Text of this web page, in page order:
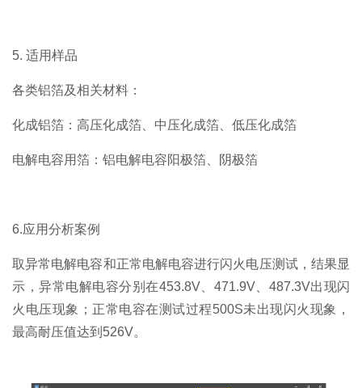
5. 适用样品
各类铝箔及相关材料：
化成铝箔：高压化成箔、中压化成箔、低压化成箔
电解电容用箔：铝电解电容阳极箔、阴极箔
6.应用分析案例
取异常电解电容和正常电解电容进行闪火电压测试，结果显
示，异常电解电容分别在453.8V、471.9V、487.3V出现闪
火电压现象；正常电容在测试过程500S未出现闪火现象，
最高耐压值达到526V。